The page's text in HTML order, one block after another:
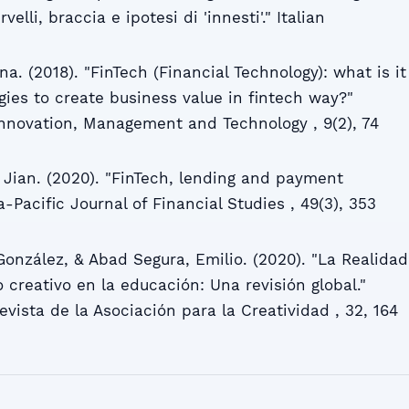
braccia e ipotesi di 'innesti'." Italian
(2018). "FinTech (Financial Technology): what is it
to create business value in fintech way?"
Management and Technology , 9(2), 74
(2020). "FinTech, lending and payment
Journal of Financial Studies , 49(3), 353
& Abad Segura, Emilio. (2020). "La Realidad
creativo en la educación: Una revisión global."
de la Asociación para la Creatividad , 32, 164